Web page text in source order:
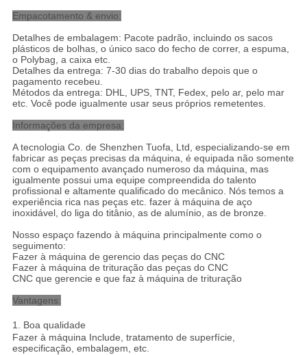
Empacotamento & envio:
Detalhes de embalagem: Pacote padrão, incluindo os sacos
plásticos de bolhas, o único saco do fecho de correr, a espuma,
o Polybag, a caixa etc.
Detalhes da entrega: 7-30 dias do trabalho depois que o
pagamento recebeu.
Métodos da entrega: DHL, UPS, TNT, Fedex, pelo ar, pelo mar
etc. Você pode igualmente usar seus próprios remetentes.
Informações da empresa:
A tecnologia Co. de Shenzhen Tuofa, Ltd, especializando-se em
fabricar as peças precisas da máquina, é equipada não somente
com o equipamento avançado numeroso da máquina, mas
igualmente possui uma equipe compreendida do talento
profissional e altamente qualificado do mecânico. Nós temos a
experiência rica nas peças etc. fazer à máquina de aço
inoxidável, do liga do titânio, as de alumínio, as de bronze.
Nosso espaço fazendo à máquina principalmente como o
seguimento:
Fazer à máquina de gerencio das peças do CNC
Fazer à máquina de trituração das peças do CNC
CNC que gerencie e que faz à máquina de trituração
Vantagens:
1. Boa qualidade
Fazer à máquina Include, tratamento de superfície,
especificação, embalagem, etc.